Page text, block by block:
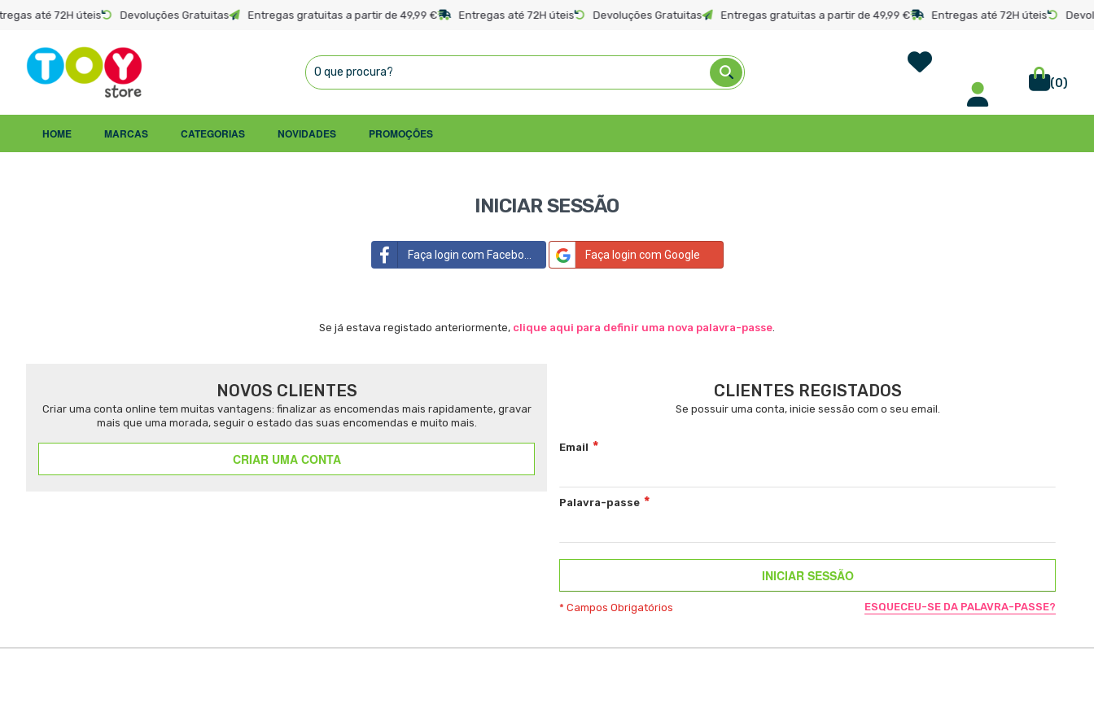
até 72H úteis Devoluções Gratuitas Entregas gratuitas a partir de 49,99 € Entregas até 72H úteis Devoluções Gratuitas Entregas gratuitas a partir de 49,99 € Entregas até 72H úteis
Wish List
(0)
para
HOME MARCAS CATEGORIAS NOVIDADES PROMOÇÕES
INICIAR SESSÃO
Faça login com Facebook Faça login com Google
Se já estava registado anteriormente, clique aqui para definir uma nova palavra-passe.
CLIENTES REGISTADOS
Se possuir uma conta, inicie sessão com o seu email.
Email
Palavra-passe
INICIAR SESSÃO
ESQUECEU-SE DA PALAVRA-PASSE?
NOVOS CLIENTES
Criar uma conta online tem muitas vantagens: finalizar as encomendas mais rapidamente, gravar
mais que uma morada, seguir o estado das suas encomendas e muito mais.
CRIAR UMA CONTA